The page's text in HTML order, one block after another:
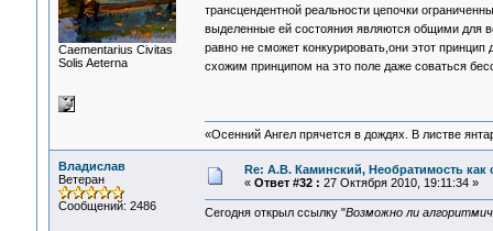
Сaementarius Civitas
Solis Aeterna
трансцендентной реальности цепочки
выделенные ей состояния являются общими для
равно не сможет конкурировать,они этот
схожим принципом на это поле даже соваться
«Осенний Ангел прячется в дождях. В листве
Владислав
Ветеран
Сообщений: 2486
Re: А.В. Каминский, Необратимость как
« Ответ #32 : 27 Октября 2010, 19:11:34 »
Сегодня открыл ссылку "Возможно ли